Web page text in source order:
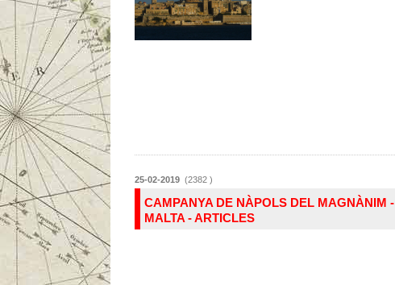
25-02-2019 (2382 )
CAMPANYA DE NÀPOLS DEL MAGNÀNIM -
MALTA - ARTICLES